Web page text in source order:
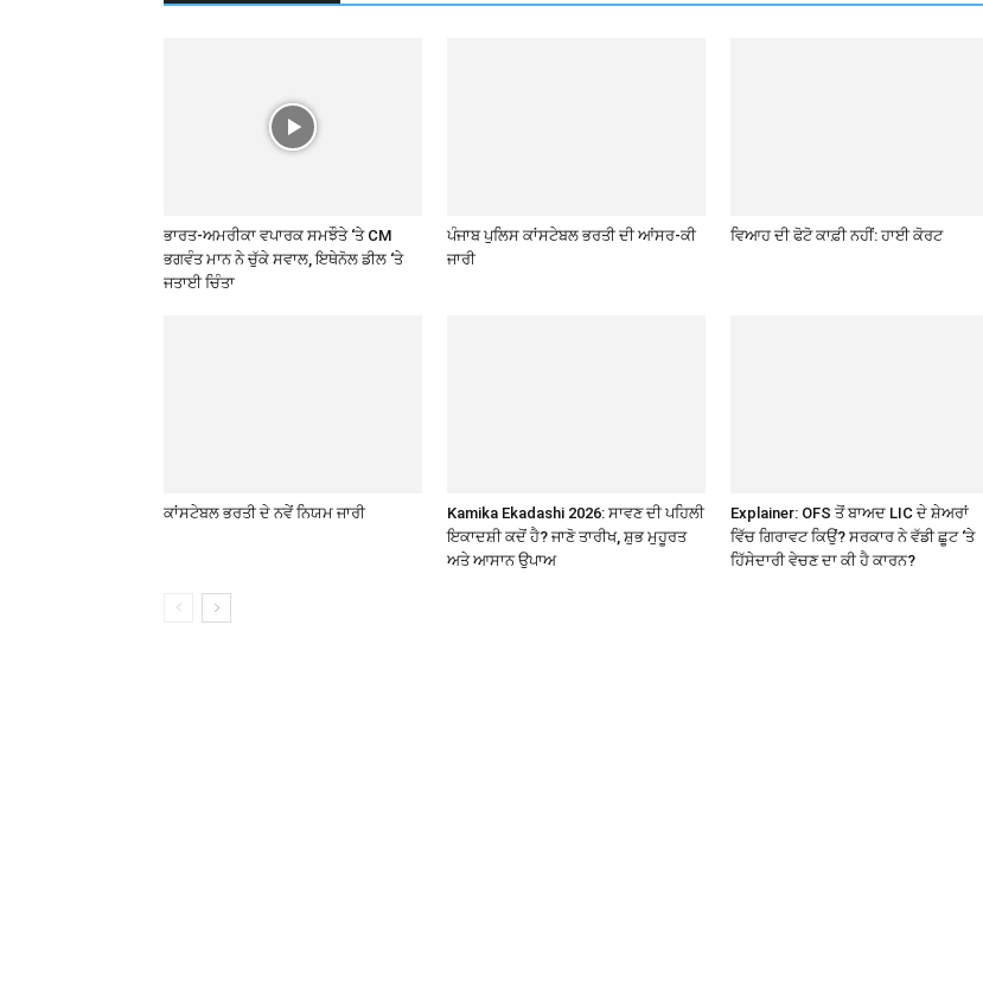
ਭਾਰਤ-ਅਮਰੀਕਾ ਵਪਾਰਕ ਸਮਝੌਤੇ ‘ਤੇ CM
ਭਗਵੰਤ ਮਾਨ ਨੇ ਚੁੱਕੇ ਸਵਾਲ, ਇਥੇਨੋਲ ਡੀਲ ‘ਤੇ
ਜਤਾਈ ਚਿੰਤਾ
ਪੰਜਾਬ ਪੁਲਿਸ ਕਾਂਸਟੇਬਲ ਭਰਤੀ ਦੀ ਆਂਸਰ-ਕੀ
ਜਾਰੀ
ਵਿਆਹ ਦੀ ਫੋਟੋ ਕਾਫ਼ੀ ਨਹੀਂ: ਹਾਈ ਕੋਰਟ
ਕਾਂਸਟੇਬਲ ਭਰਤੀ ਦੇ ਨਵੇਂ ਨਿਯਮ ਜਾਰੀ
Kamika Ekadashi 2026: ਸਾਵਣ ਦੀ ਪਹਿਲੀ
ਇਕਾਦਸ਼ੀ ਕਦੋਂ ਹੈ? ਜਾਣੋ ਤਾਰੀਖ, ਸ਼ੁਭ ਮੁਹੂਰਤ
ਅਤੇ ਆਸਾਨ ਉਪਾਅ
Explainer: OFS ਤੋਂ ਬਾਅਦ LIC ਦੇ ਸ਼ੇਅਰਾਂ
ਵਿੱਚ ਗਿਰਾਵਟ ਕਿਉਂ? ਸਰਕਾਰ ਨੇ ਵੱਡੀ ਛੂਟ ‘ਤੇ
ਹਿੱਸੇਦਾਰੀ ਵੇਚਣ ਦਾ ਕੀ ਹੈ ਕਾਰਨ?